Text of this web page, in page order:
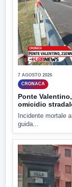
7 AGOSTO 2026
CRONACA
Ponte
omicidio
Incidente mortale
guida...